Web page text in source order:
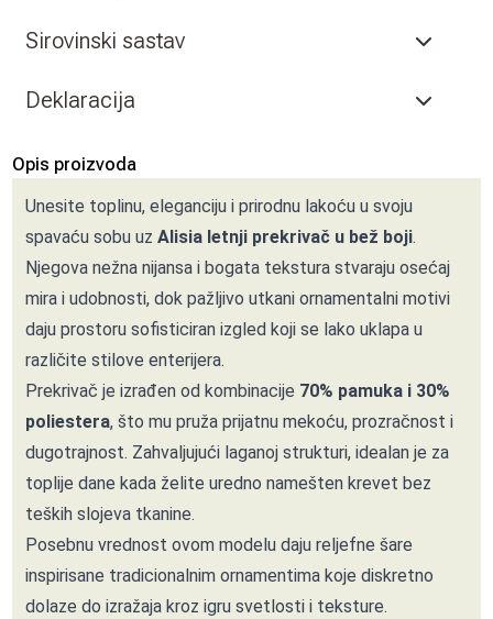
Sirovinski sastav
Deklaracija
Opis proizvoda
Unesite toplinu, eleganciju i prirodnu lakoću u svoju
spavaću sobu uzAlisia letnji prekrivač u bež boji.
Njegova nežna nijansa i bogata tekstura stvaraju osećaj
mira i udobnosti, dok pažljivo utkani ornamentalni motivi
daju prostoru sofisticiran izgled koji se lako uklapa u
različite stilove enterijera.
Prekrivač je izrađen od kombinacije 70% pamuka i 30%
poliestera, što mu pruža prijatnu mekoću, prozračnost i
dugotrajnost. Zahvaljujući laganoj strukturi, idealan je za
toplije dane kada želite uredno namešten krevet bez
teških slojeva tkanine.
Posebnu vrednost ovom modelu daju reljefne šare
inspirisane tradicionalnim ornamentima koje diskretno
dolaze do izražaja kroz igru svetlosti i teksture.